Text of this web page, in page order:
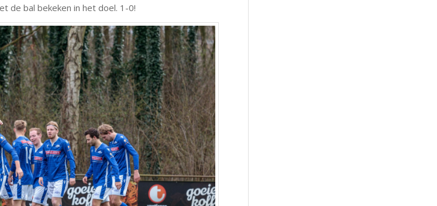
de bal bekeken in het doel. 1-0!